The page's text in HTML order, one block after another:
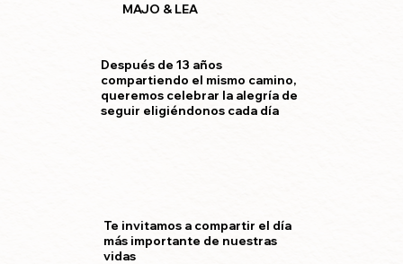
MAJO & LEA
Después de 13 años
compartiendo el mismo camino,
queremos celebrar la alegría de
seguir eligiéndonos cada día
Te invitamos a compartir el día
más importante de nuestras
vidas